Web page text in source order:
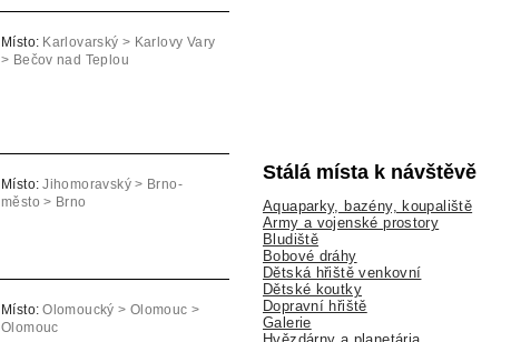
Místo: Karlovarský > Karlovy Vary
> Bečov nad Teplou
Místo: Jihomoravský > Brno-
město > Brno
Místo: Olomoucký > Olomouc >
Olomouc
Stálá místa k návštěvě
Aquaparky, bazény, koupaliště
Army a vojenské prostory
Bludiště
Bobové dráhy
Dětská hřiště venkovní
Dětské koutky
Dopravní hřiště
Galerie